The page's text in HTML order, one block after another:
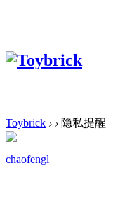
Toybrick › › 隐私提醒
chaofengl